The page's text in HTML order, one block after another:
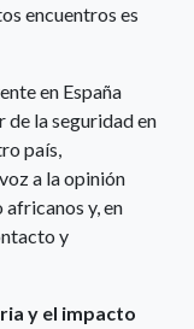
encuentros es
en España
la seguridad en
país,
a la opinión
y, en
y
y el impacto